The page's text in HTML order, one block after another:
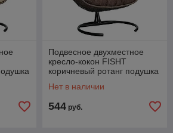
Подвесное двухместное
кресло-кокон FISHT
коричневый ротанг подушка
Нет в наличии
544 руб.